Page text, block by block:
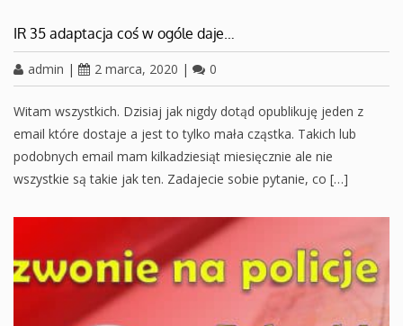
IR 35 adaptacja coś w ogóle daje…
admin | 2 marca, 2020 | 0
Witam wszystkich. Dzisiaj jak nigdy dotąd opublikuję jeden z
email które dostaje a jest to tylko mała cząstka. Takich lub
podobnych email mam kilkadziesiąt miesięcznie ale nie
wszystkie są takie jak ten. Zadajecie sobie pytanie, co […]